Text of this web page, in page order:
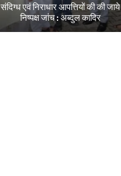
संदिग्ध एवं निराधार आपत्तियों की की जाये
निष्पक्ष जांच : अब्दुल कादिर